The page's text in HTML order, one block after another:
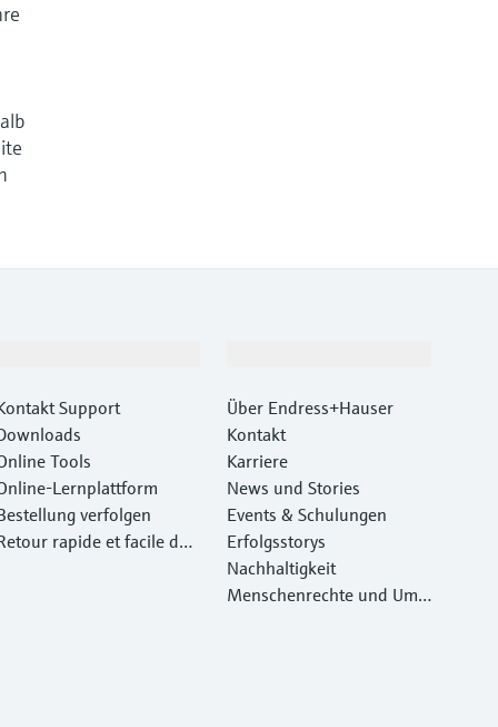
Support
Tools
Lernplattform
verfolgen
rapide et facile des
Über Endress+Hauser
Kontakt
Karriere
News und Stories
Events & Schulungen
Erfolgsstorys
Nachhaltigkeit
Menschenrechte und Umw